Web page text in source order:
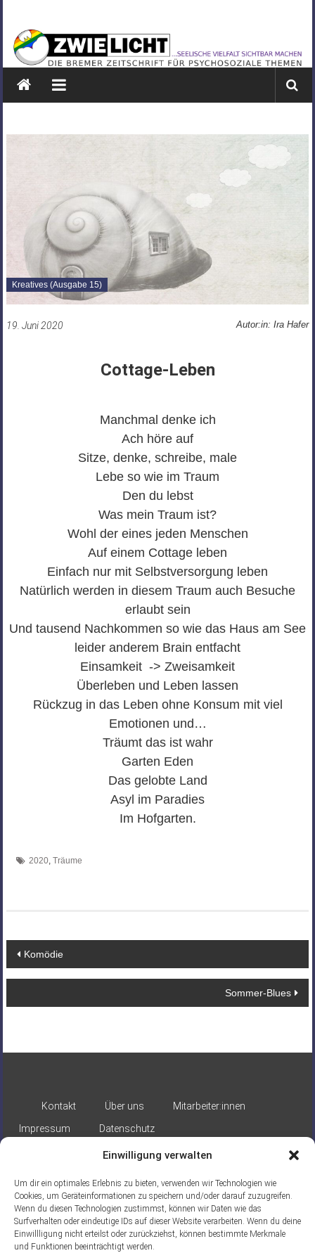
Einwilligung verwalten
Um dir ein optimales Erlebnis zu bieten, verwenden wir Technologien wie
Cookies, um Geräteinformationen zu speichern und/oder darauf zuzugreifen.
Wenn du diesen Technologien zustimmst, können wir Daten wie das
Surfverhalten oder eindeutige IDs auf dieser Website verarbeiten. Wenn du deine
Einwillligung nicht erteilst oder zurückziehst, können bestimmte Merkmale
und Funktionen beeinträchtigt werden.
springen
ZWIELICHT
BREMEN
DIE
Kreatives (Ausgabe 15)
19. Juni 2020 Autor:in: Ira Hafer
Cottage-Leben
Manchmal denke ich
Ach höre auf
Sitze, denke, schreibe, male
Lebe so wie im Traum
Den du lebst
Was mein Traum ist?
Wohl der eines jeden Menschen
Auf einem Cottage leben
Einfach nur mit Selbstversorgung leben
Natürlich werden in diesem Traum auch Besuche
erlaubt sein
Und tausend Nachkommen so wie das Haus am See
leider anderem Brain entfacht
Einsamkeit -> Zweisamkeit
Überleben und Leben lassen
Rückzug in das Leben ohne Konsum mit viel
Emotionen und…
Träumt das ist wahr
Garten Eden
Das gelobte Land
Asyl im Paradies
Im Hofgarten.
2020, Träume
Beitragsnavigation
Komödie
Sommer-Blues
Kontakt Über uns
Mitarbeiter:innen
Impressum
Datenschutz
Gefördert durch: